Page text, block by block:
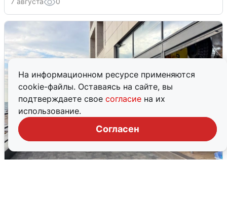
На информационном ресурсе применяются
cookie-файлы. Оставаясь на сайте, вы
подтверждаете свое согласие на их
использование.
Согласен